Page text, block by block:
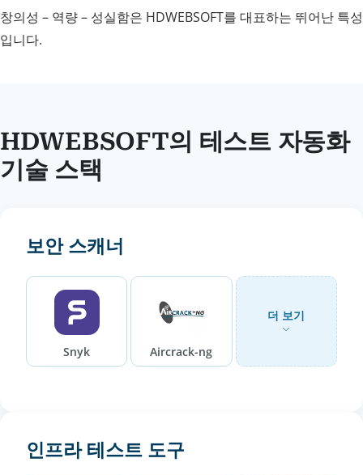
창의성 – 역량 – 성실함은 HDWEBSOFT를 대표하는 뛰어난 특성
입니다.
HDWEBSOFT의 테스트 자동화
기술 스택
보안 스캐너
Snyk Aircrack-ng
더 보기
인프라 테스트 도구